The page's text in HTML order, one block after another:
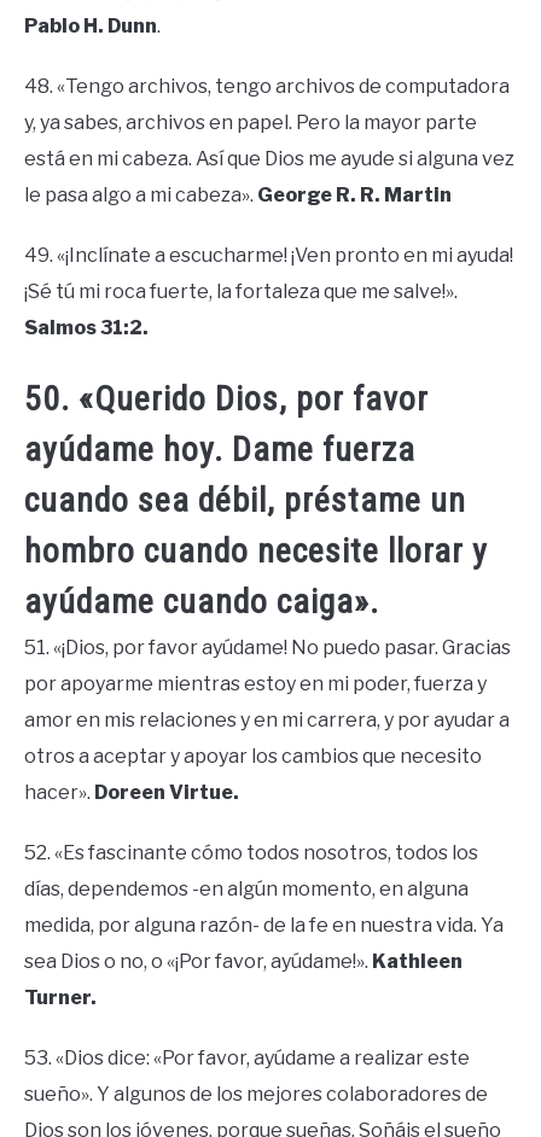
Pablo H. Dunn.
48. «Tengo archivos, tengo archivos de computadora
y, ya sabes, archivos en papel. Pero la mayor parte
está en mi cabeza. Así que Dios me ayude si alguna vez
le pasa algo a mi cabeza». George R. R. Martin
49. «¡Inclínate a escucharme! ¡Ven pronto en mi ayuda!
¡Sé tú mi roca fuerte, la fortaleza que me salve!».
Salmos 31:2.
50. «Querido Dios, por favor
ayúdame hoy. Dame fuerza
cuando sea débil, préstame un
hombro cuando necesite llorar y
ayúdame cuando caiga».
51. «¡Dios, por favor ayúdame! No puedo pasar. Gracias
por apoyarme mientras estoy en mi poder, fuerza y ​​
amor en mis relaciones y en mi carrera, y por ayudar a
otros a aceptar y apoyar los cambios que necesito
hacer». Doreen Virtue.
52. «Es fascinante cómo todos nosotros, todos los
días, dependemos -en algún momento, en alguna
medida, por alguna razón- de la fe en nuestra vida. Ya
sea Dios o no, o «¡Por favor, ayúdame!». Kathleen
Turner.
53. «Dios dice: «Por favor, ayúdame a realizar este
sueño». Y algunos de los mejores colaboradores de
Dios son los jóvenes, porque sueñas. Soñáis el sueño